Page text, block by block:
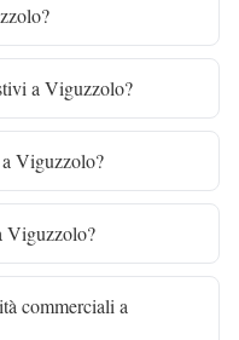
a Viguzzolo?
Viguzzolo?
Viguzzolo?
commerciali a